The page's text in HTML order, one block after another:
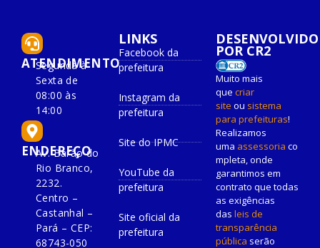
ATENDIMENTO
Segunda à
Sexta de
08:00 às
14:00
ENDEREÇO
Av. Barão do
Rio Branco,
2232.
Centro –
Castanhal –
Pará – CEP:
68743-050
LINKS
Facebook da
prefeitura
Instagram da
prefeitura
Site do IPMC
YouTube da
prefeitura
Site oficial da
prefeitura
DESENVOLVIDO
POR CR2
Muito mais
que criar
site ou sistema
para prefeituras!
Realizamos
uma assessoria co
mpleta, onde
garantimos em
contrato que todas
as exigências
das leis de
transparência
pública serão